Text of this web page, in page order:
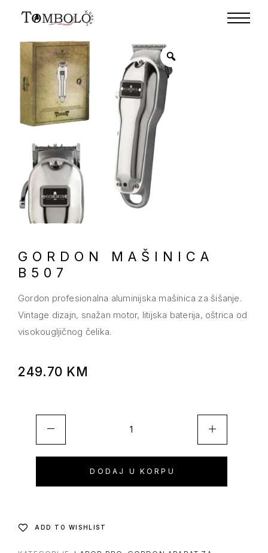
GORDON MAŠINICA
B507
Gordon profesionalna aluminijska mašinica za šišanje.
Vintage dizajn, snažan motor, litijska baterija, oštrica od
visokougljičnog čelika.
249.70 KM
DODAJ U KORPU
ADD TO WISHLIST